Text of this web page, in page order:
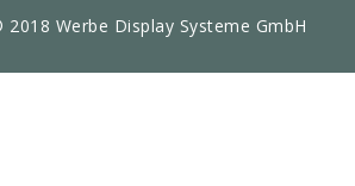
Werbe Display Systeme GmbH